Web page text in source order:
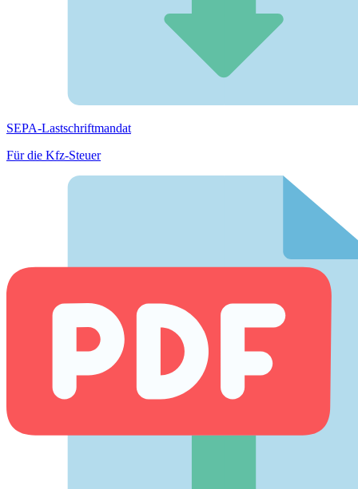
SEPA-Lastschriftmandat
Für die Kfz-Steuer